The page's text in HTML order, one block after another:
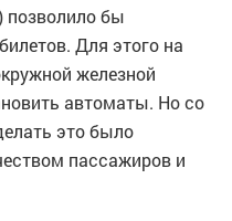
позволило бы
Для этого на
железной
автоматы. Но со
это было
пассажиров и